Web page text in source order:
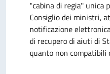
"cabina di regia" unica
Consiglio dei ministri,
notificazione
di recupero di aiuti di
quanto non